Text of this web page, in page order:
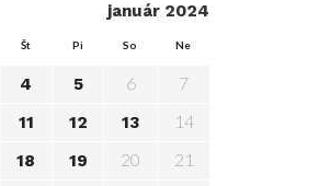
január 2024
Št Pi So Ne
4 5 6 7
11 12 13 14
18 19 20 21